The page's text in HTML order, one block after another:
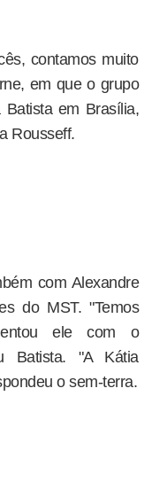
contamos muito
em que o grupo
em Brasília,
Rousseff.
com Alexandre
do MST. "Temos
ele com o
Batista. "A Kátia
o sem-terra.